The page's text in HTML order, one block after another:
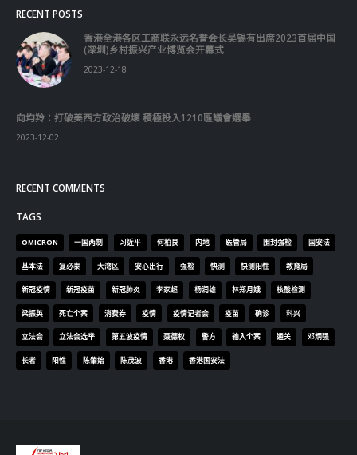
向均羚：打破美西方政治破壞 積極投入1210區議會選舉
2023-12-02
RECENT COMMENTS
基本法
新冠疫情 新冠疫苗 新冠肺炎 李家超 杨润雄 林郑月娥 核酸检测
梁振英 死亡个案 消费券 疫情 疫情记者会 确诊 科兴
立法会 立法会选举 第五波疫情 聂德权 警方 输入个案 通关
长者 阳性 陈肇始 陈茂波 香港国安法
© Copyright 2019. All Rights Reserved.